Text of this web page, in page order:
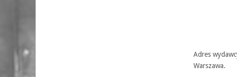
Adres
Warszawa.